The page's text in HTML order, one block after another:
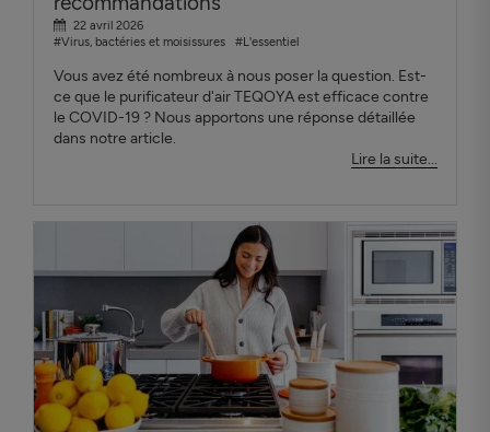
22 avril 2026
#Virus, bactéries et moisissures
#L'essentiel
Vous avez été nombreux à nous poser la question. Est-
ce que le purificateur d'air TEQOYA est efficace contre
le COVID-19 ? Nous apportons une réponse détaillée
dans notre article.
Lire la suite...